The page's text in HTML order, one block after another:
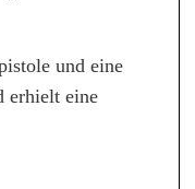
und eine
erhielt eine